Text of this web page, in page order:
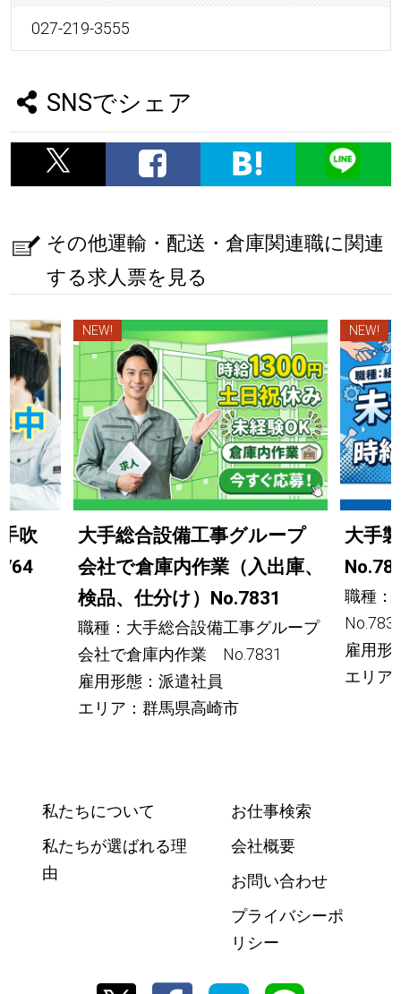
027-219-3555
SNSでシェア
その他運輸・配送・倉庫関連職に関連
する求人票を見る
吹
NEW!
大手総合設備工事グループ
会社で倉庫内作業（入出庫、
検品、仕分け）No.7831
職種：大手総合設備工事グループ
会社で倉庫内作業 No.7831
雇用形態：派遣社員
エリア：群馬県高崎市
NEW!
大手
職種
雇用形
エリア
私たちについて
私たちが選ばれる理
由
お仕事検索
会社概要
お問い合わせ
プライバシーポ
リシー